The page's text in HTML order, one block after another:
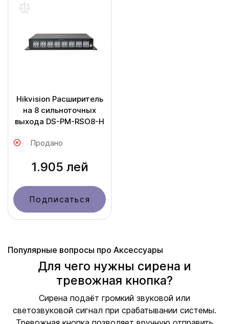
Hikvision Расширитель
на 8 сильноточных
выхода DS-PM-RSO8-H
Продано
1.905 лей
Подписаться
Популярные вопросы про Аксессуары
Для чего нужны сирена и
тревожная кнопка?
Сирена подаёт громкий звуковой или
светозвуковой сигнал при срабатывании системы.